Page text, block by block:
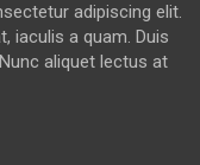
adipiscing elit.
iaculis a quam. Duis
aliquet lectus at